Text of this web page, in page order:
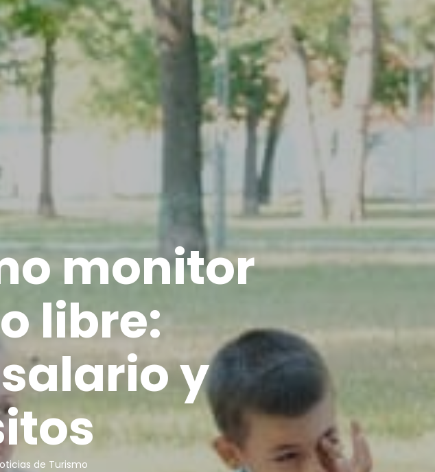
monitor
libre:
y
de Turismo